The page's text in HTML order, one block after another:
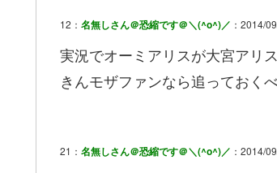
12： 名無しさん＠恐縮です＠＼(^o^)／ ：2014/
実況でオーミアリスが大宮アリ
きんモザファンなら追っておく
21： 名無しさん＠恐縮です＠＼(^o^)／ ：2014/